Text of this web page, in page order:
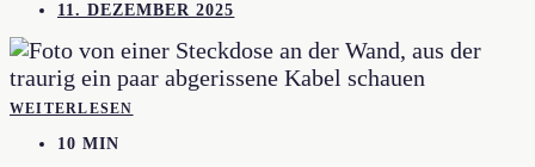
11. DEZEMBER 2025
WEITERLESEN
10 MIN